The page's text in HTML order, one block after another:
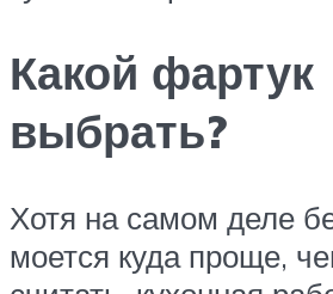
Какой фартук
выбрать?
Хотя на самом деле
моется куда проще,